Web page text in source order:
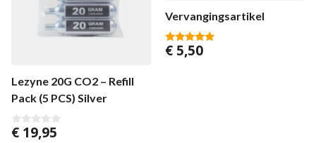
Lezyne 20G CO2 – Refill
Pack (5 PCS) Silver
0
€ 19,95
Vervangingsartikel
4.88
van 5
€ 5,50